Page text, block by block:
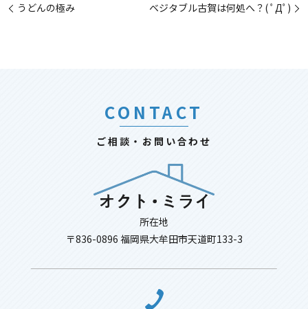
うどんの極み ベジタブル古賀は何処へ？( ﾟДﾟ)
CONTACT
ご相談・お問い合わせ
所在地
〒836-0896 福岡県大牟田市天道町133-3